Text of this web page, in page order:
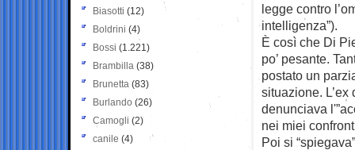
legge contro
intelligenza”).
È così che Di
po’ pesante.
postato un
situazione.
denunciava
nei miei
Poi si
Biasotti (12)
Boldrini (4)
Bossi (1.221)
Brambilla (38)
Brunetta (83)
Burlando (26)
Camogli (2)
canile (4)